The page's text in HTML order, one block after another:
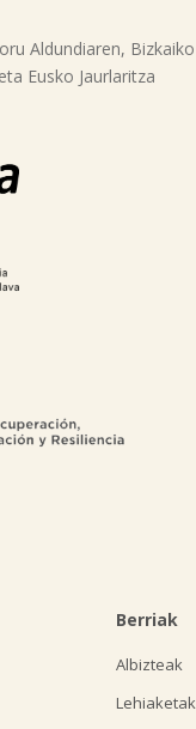
Aldundiaren, Bizkaiko
Eusko Jaurlaritza
Berriak
Albizteak
Lehiaketak